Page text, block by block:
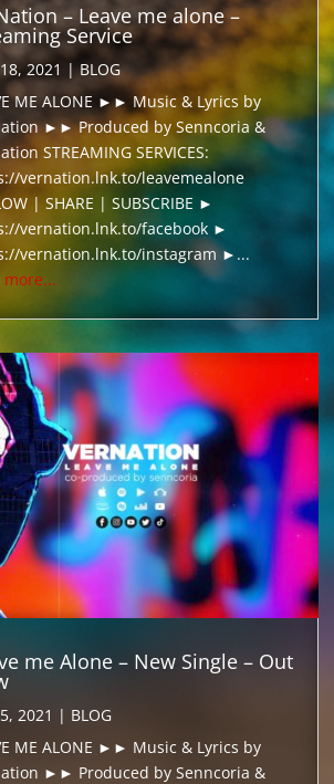
– Leave me alone –
Service
2021 |BLOG
ME ALONE ►► Music & Lyrics by
►► Produced by Senncoria &
STREAMING SERVICES:
vernation.lnk.to/leavemealone
| SHARE | SUBSCRIBE ►
vernation.lnk.to/facebook ►
vernation.lnk.to/instagram ►...
more...
me Alone – New Single – Out
2021 | BLOG
ME ALONE ►► Music & Lyrics by
►► Produced by Senncoria &